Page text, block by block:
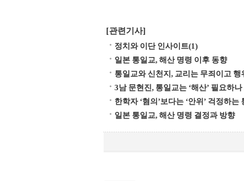
[관련기사]
정치와 이단 인사이트(1)
일본 통일교, 해산 명령 이후 동향
통일교와 신천지, 교리는 무죄이고 행
3남 문현진, 통일교는 ‘해산’ 필요하
한학자 ‘혐의’보다는 ‘안위’ 걱정하는
일본 통일교, 해산 명령 결정과 방향